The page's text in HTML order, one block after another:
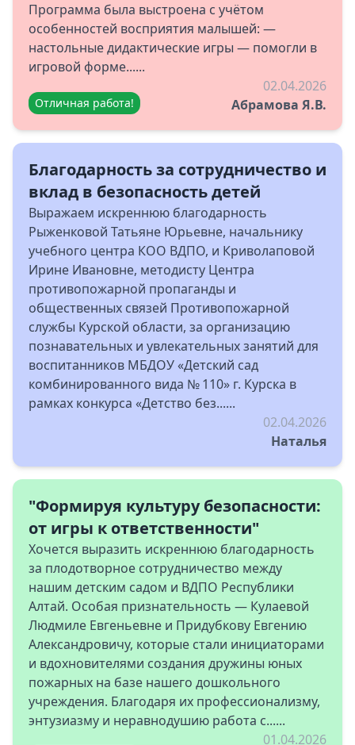
Программа была выстроена с учётом
особенностей восприятия малышей: —
настольные дидактические игры — помогли в
игровой форме......
Отличная работа!
02.04.2026
Абрамова Я.В.
Благодарность за сотрудничество и
вклад в безопасность детей
Выражаем искреннюю благодарность
Рыженковой Татьяне Юрьевне, начальнику
учебного центра КОО ВДПО, и Криволаповой
Ирине Ивановне, методисту Центра
противопожарной пропаганды и
общественных связей Противопожарной
службы Курской области, за организацию
познавательных и увлекательных занятий для
воспитанников МБДОУ «Детский сад
комбинированного вида № 110» г. Курска в
рамках конкурса «Детство без......
02.04.2026
Наталья
"Формируя культуру безопасности:
от игры к ответственности"
Хочется выразить искреннюю благодарность
за плодотворное сотрудничество между
нашим детским садом и ВДПО Республики
Алтай. Особая признательность — Кулаевой
Людмиле Евгеньевне и Придубкову Евгению
Александровичу, которые стали инициаторами
и вдохновителями создания дружины юных
пожарных на базе нашего дошкольного
учреждения. Благодаря их профессионализму,
энтузиазму и неравнодушию работа с......
01.04.2026